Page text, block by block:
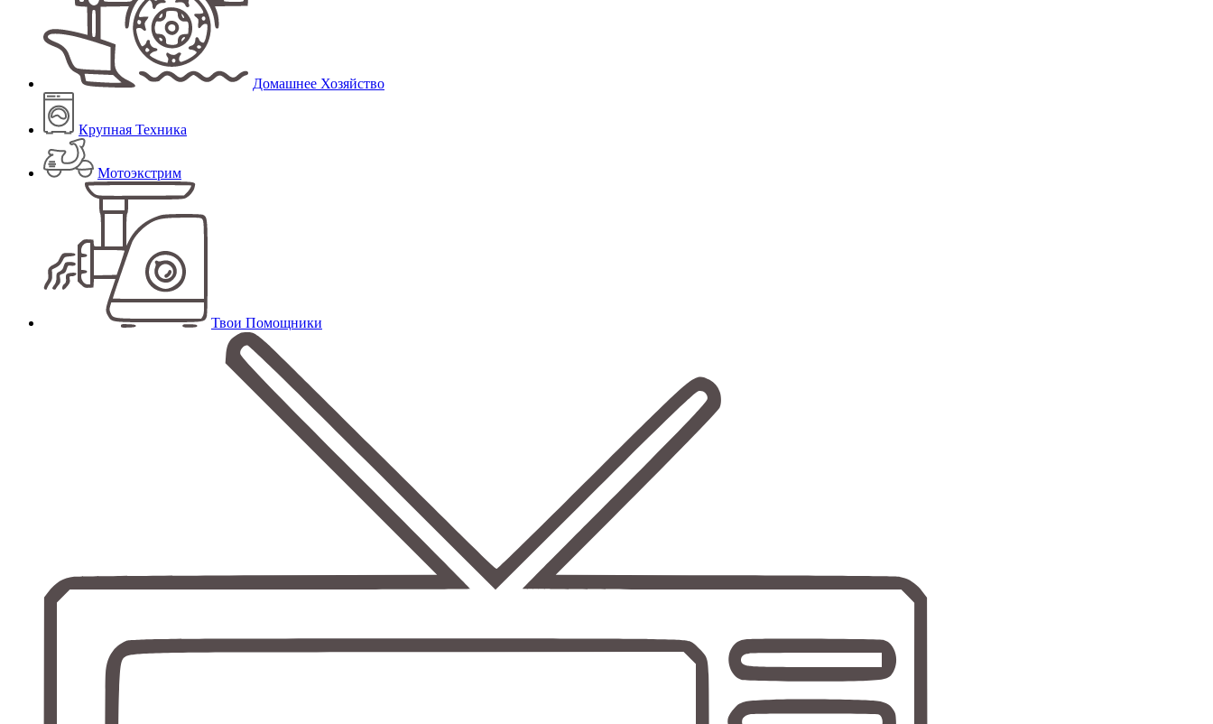
Домашнее Хозяйство
Крупная Техника
Мотоэкстрим
Твои Помощники